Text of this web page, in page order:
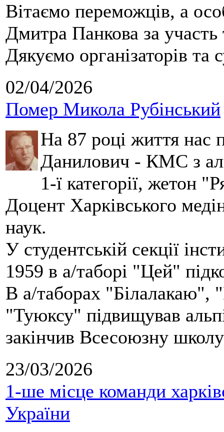
Вітаємо переможців, а
Дмитра Панкова за
Дякуємо організаторів та
02/04/2026
Помер Микола Рубінський
На 87 році життя нас
Данилович - КМС з
1-ї категорії, жетон
Доцент Харківського
наук.
У студентській секції
1959 в а/таборі "Цей"
В а/таборах "Білалакаю",
"Туюксу" підвищував
закінчив Всесоюзну
23/03/2026
1-ше місце команди
України